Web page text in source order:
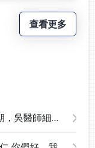
查看更多
，吳醫師細心